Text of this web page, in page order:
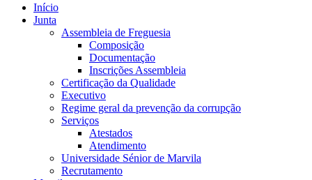
Início
Junta
Assembleia de Freguesia
Composição
Documentação
Inscrições Assembleia
Certificação da Qualidade
Executivo
Regime geral da prevenção da corrupção
Serviços
Atestados
Atendimento
Universidade Sénior de Marvila
Recrutamento